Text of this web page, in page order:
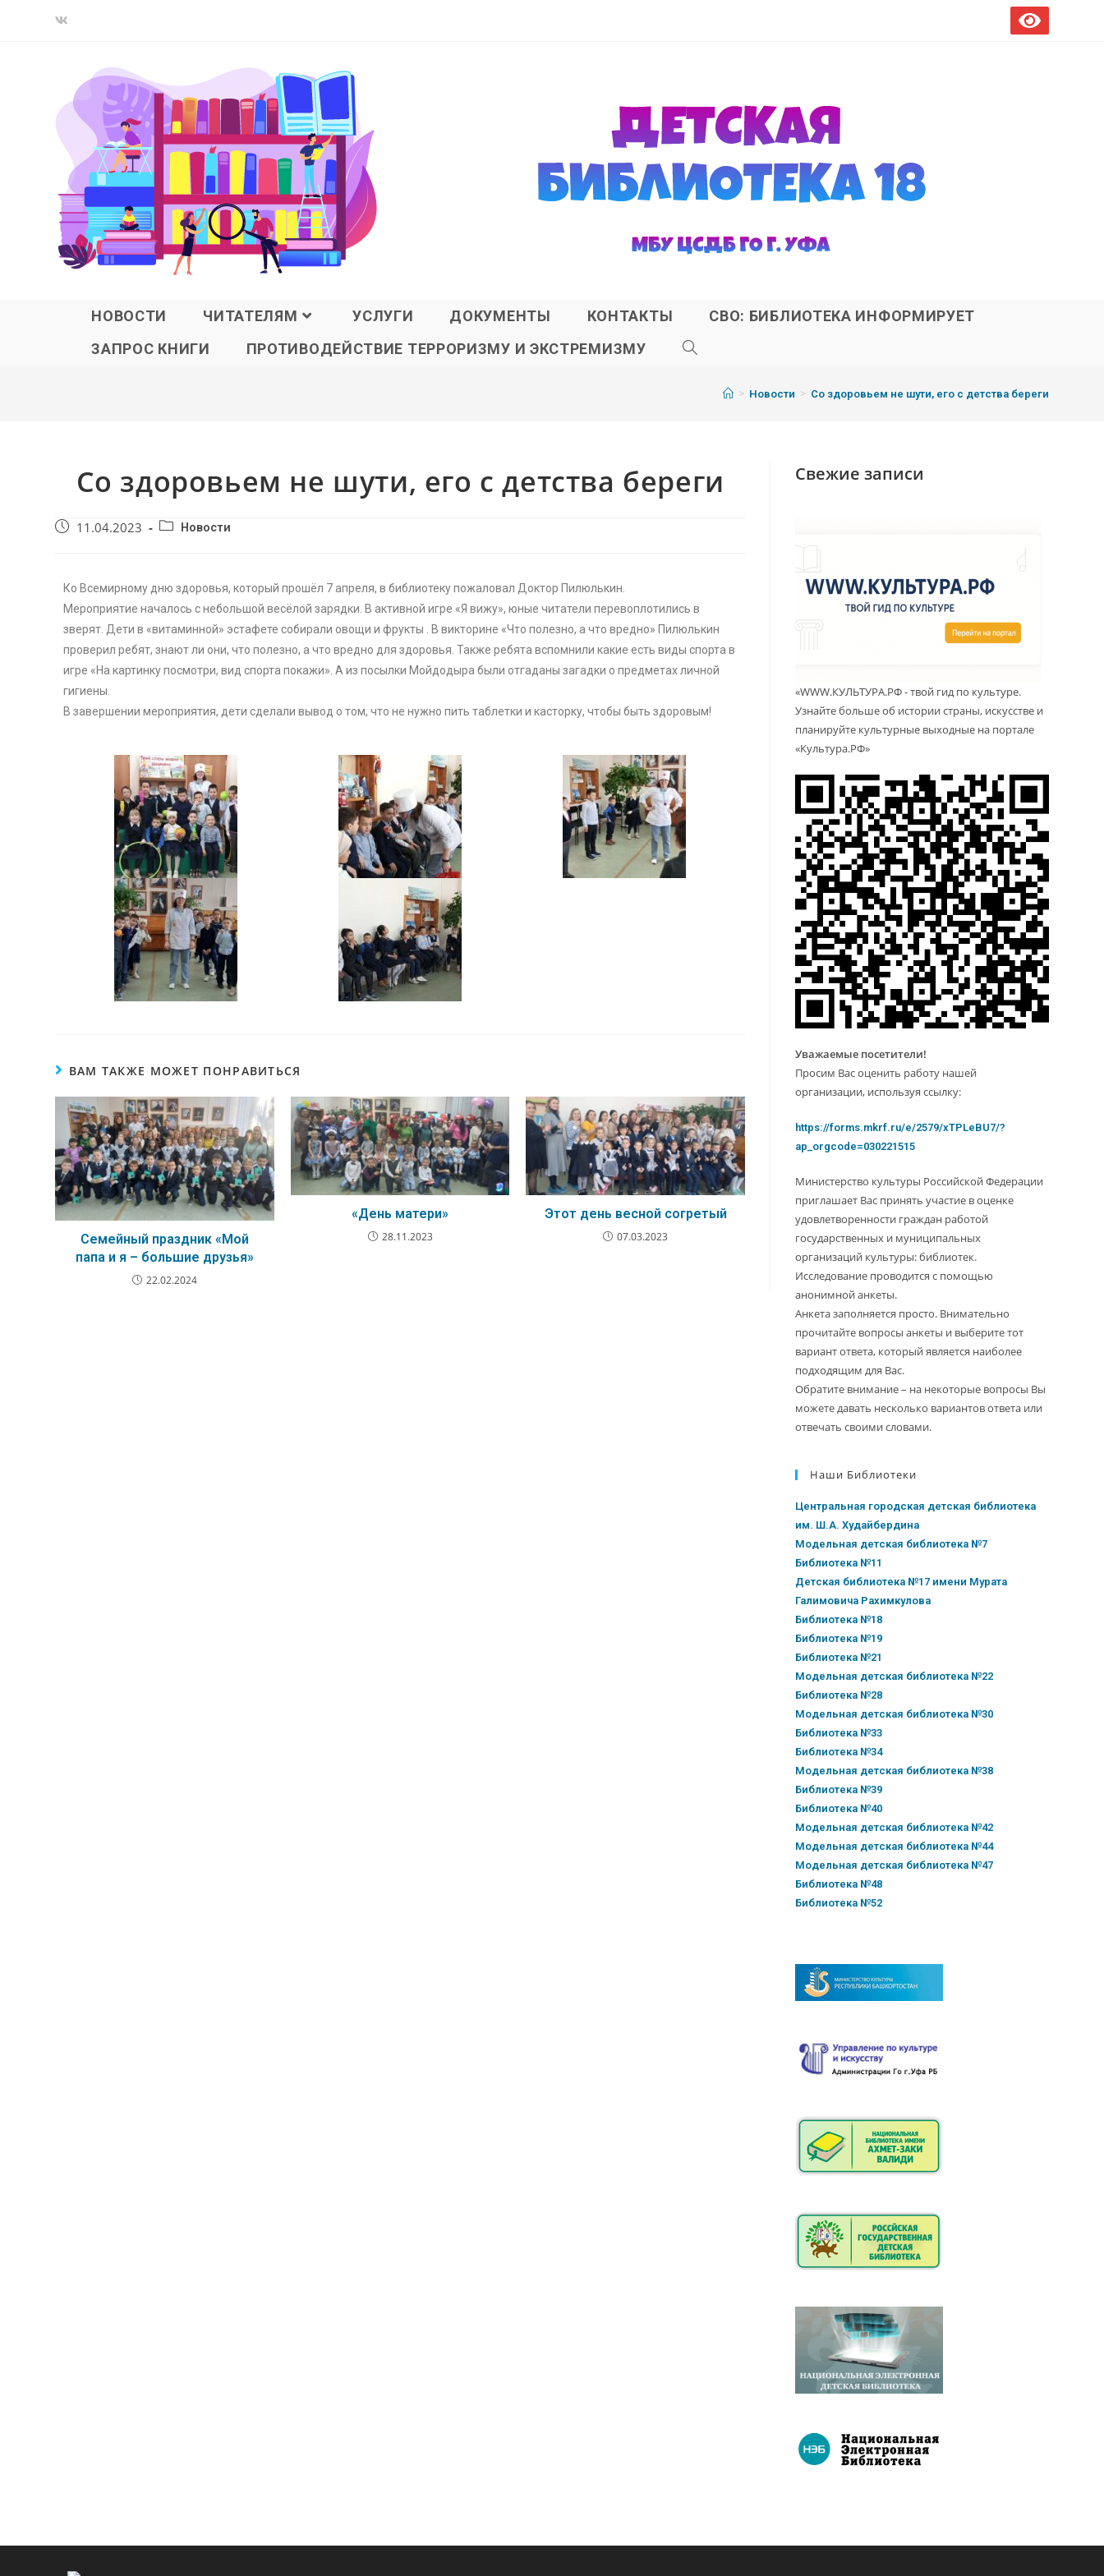
НОВОСТИ ЧИТАТЕЛЯМ УСЛУГИ ДОКУМЕНТЫ КОНТАКТЫ
СВО: БИБЛИОТЕКА ИНФОРМИРУЕТ
ЗАПРОС КНИГИ
ПРОТИВОДЕЙСТВИЕ ТЕРРОРИЗМУ И ЭКСТРЕМИЗМУ
> Новости > Со здоровьем не шути, его с детства береги
Со здоровьем не шути, его с детства береги
11.04.2023 Новости
Ко Всемирному дню здоровья, который прошёл 7 апреля, в библиотеку пожаловал Доктор Пилюлькин.
Мероприятие началось с небольшой весёлой зарядки. В активной игре «Я вижу», юные читатели перевоплотились в
зверят. Дети в «витаминной» эстафете собирали овощи и фрукты . В викторине «Что полезно, а что вредно» Пилюлькин
проверил ребят, знают ли они, что полезно, а что вредно для здоровья. Также ребята вспомнили какие есть виды спорта в
игре «На картинку посмотри, вид спорта покажи». А из посылки Мойдодыра были отгаданы загадки о предметах личной
гигиены.
В завершении мероприятия, дети сделали вывод о том, что не нужно пить таблетки и касторку, чтобы быть здоровым!
ВАМ ТАКЖЕ МОЖЕТ ПОНРАВИТЬСЯ
Семейный праздник «Мой
папа и я – большие друзья»
22.02.2024
«День матери»
28.11.2023
Этот день весной согретый
07.03.2023
Свежие записи
«WWW.КУЛЬТУРА.РФ - твой гид по культуре.
Узнайте больше об истории страны, искусстве и
планируйте культурные выходные на портале
«Культура.РФ»
Уважаемые посетители!
Просим Вас оценить работу нашей
организации, используя ссылку:
https://forms.mkrf.ru/e/2579/xTPLeBU7/?
ap_orgcode=030221515
Министерство культуры Российской Федерации
приглашает Вас принять участие в оценке
удовлетворенности граждан работой
государственных и муниципальных
организаций культуры: библиотек.
Исследование проводится с помощью
анонимной анкеты.
Анкета заполняется просто. Внимательно
прочитайте вопросы анкеты и выберите тот
вариант ответа, который является наиболее
подходящим для Вас.
Обратите внимание – на некоторые вопросы Вы
можете давать несколько вариантов ответа или
отвечать своими словами.
Наши Библиотеки
Центральная городская детская библиотека
им. Ш.А. Худайбердина
Модельная детская библиотека №7
Библиотека №11
Детская библиотека №17 имени Мурата
Галимовича Рахимкулова
Библиотека №18
Библиотека №19
Библиотека №21
Модельная детская библиотека №22
Библиотека №28
Модельная детская библиотека №30
Библиотека №33
Библиотека №34
Модельная детская библиотека №38
Библиотека №39
Библиотека №40
Модельная детская библиотека №42
Модельная детская библиотека №44
Модельная детская библиотека №47
Библиотека №48
Библиотека №52